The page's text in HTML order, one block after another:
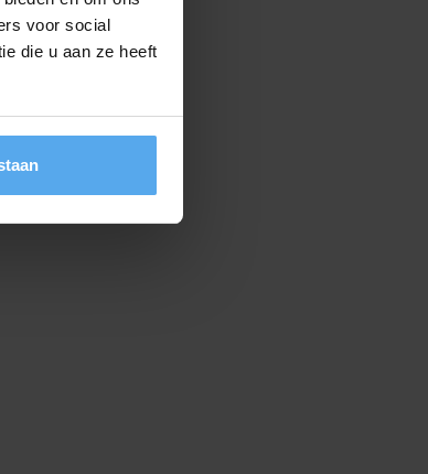
voor social
die u aan ze heeft